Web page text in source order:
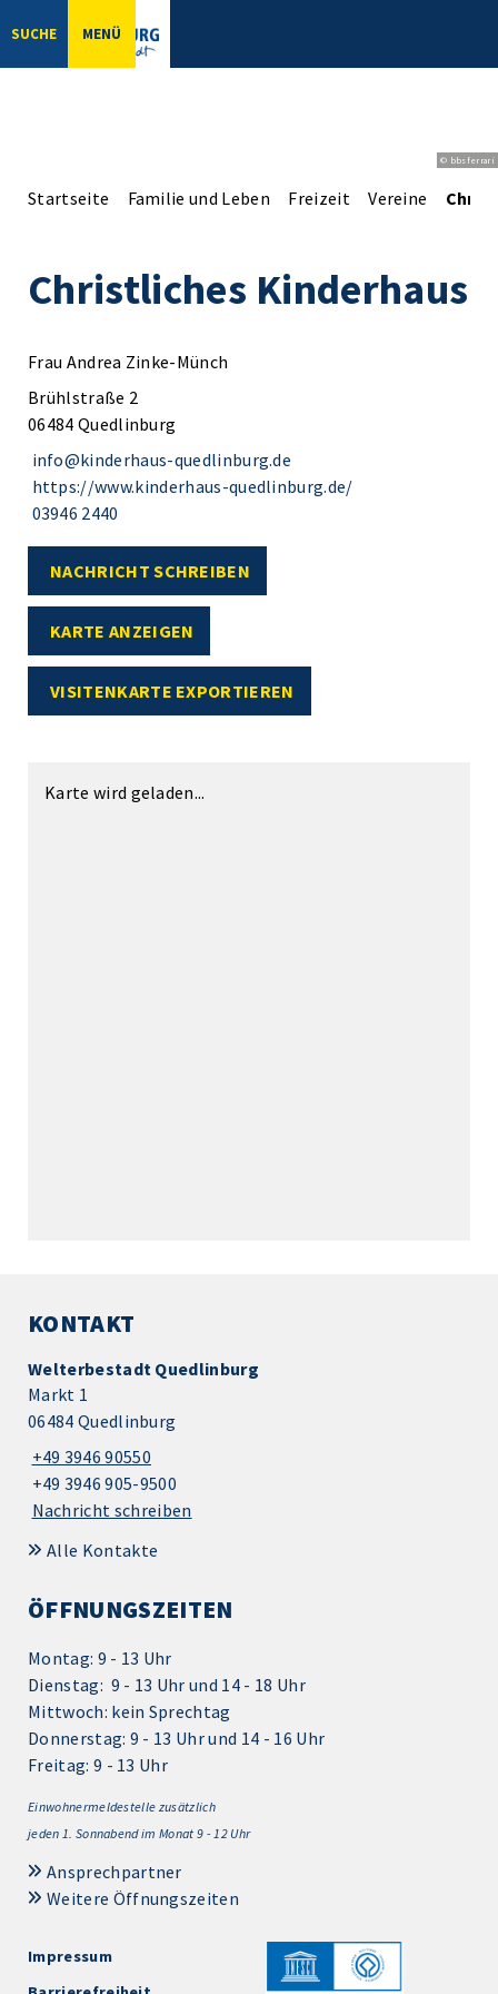
SUCHE MENÜ
© bbsferrari
Startseite Familie und Leben Freizeit Vereine
Christliches Kinderhaus
Frau Andrea Zinke-Münch
Brühlstraße 2
06484 Quedlinburg
info@kinderhaus-quedlinburg.de
https://www.kinderhaus-quedlinburg.de/
03946 2440
NACHRICHT SCHREIBEN
KARTE ANZEIGEN
VISITENKARTE EXPORTIEREN
Karte wird geladen...
KONTAKT
Welterbestadt Quedlinburg
Markt 1
06484 Quedlinburg
+49 3946 90550
+49 3946 905-9500
Nachricht schreiben
Alle Kontakte
ÖFFNUNGSZEITEN
Montag: 9 - 13 Uhr
Dienstag: 9 - 13 Uhr und 14 - 18 Uhr
Mittwoch: kein Sprechtag
Donnerstag: 9 - 13 Uhr und 14 - 16 Uhr
Freitag: 9 - 13 Uhr
Einwohnermeldestelle zusätzlich
jeden 1. Sonnabend im Monat 9 - 12 Uhr
Ansprechpartner
Weitere Öffnungszeiten
Impressum